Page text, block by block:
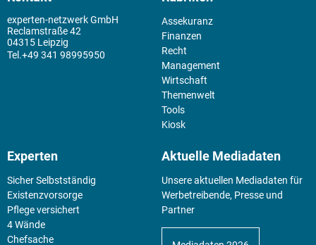
experten-netzwerk GmbH
Reclamstraße 42
04315 Leipzig
+49 341 98995950
Assekuranz
Finanzen
Recht
Management
Wirtschaft
Themenwelt
Tools
Kiosk
Experten
Sicher Selbstständig
Existenz­vorsorge
Pflege versichert
4 Wände
Chefsache
Aktuelle Mediadaten
Unsere aktuellen Mediadaten für
Werbetreibende, Presse und
Partner